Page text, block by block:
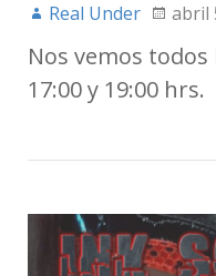
Real Under abril
Nos vemos
17:00 y 19:00 hrs.